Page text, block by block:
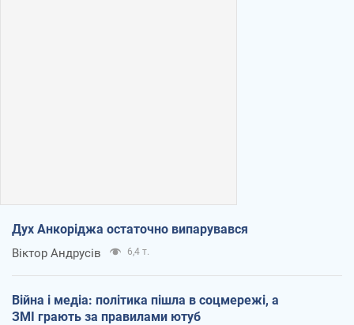
Дух Анкоріджа остаточно випарувався
Віктор Андрусів 6,4 т.
Війна і медіа: політика пішла в соцмережі, а
ЗМІ грають за правилами ютуб